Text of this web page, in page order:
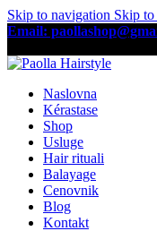
Skip to navigation Skip
Email:
Naslovna
Kérastase
Shop
Usluge
Hair rituali
Balayage
Cenovnik
Blog
Kontakt